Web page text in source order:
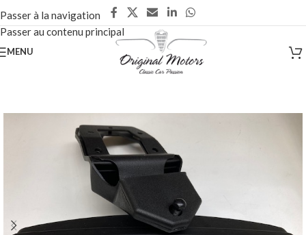
Passer à la navigation
Passer au contenu principal
MENU